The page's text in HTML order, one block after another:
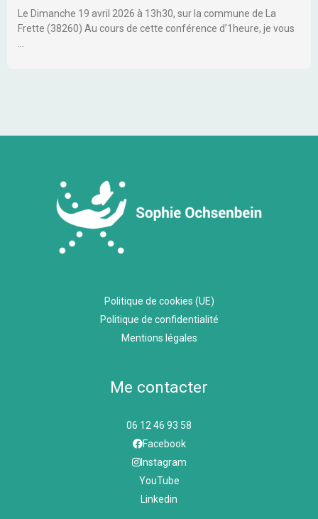
Le Dimanche 19 avril 2026 à 13h30, sur la commune de La
Frette (38260) Au cours de cette conférence d’1heure, je vous
Politique de cookies (UE)
Politique de confidentialité
Mentions légales
Me contacter
06 12 46 93 58
Facebook
Instagram
YouTube
Linkedin